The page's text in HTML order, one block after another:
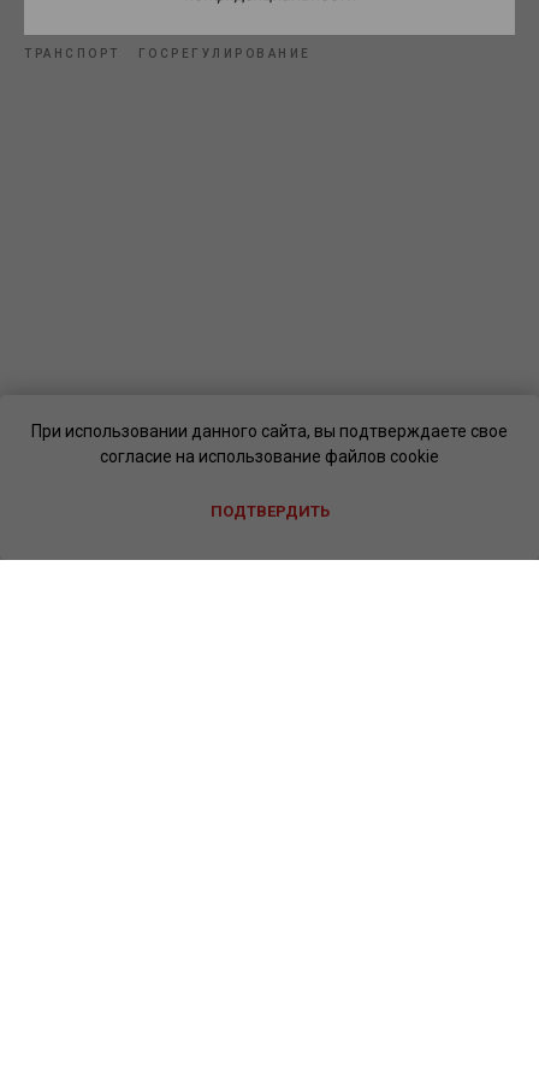
При использовании данного сайта, вы подтверждаете свое
согласие на использование файлов cookie
ПОДТВЕРДИТЬ
ТРАНСПОРТ ГОСРЕГУЛИРОВАНИЕ